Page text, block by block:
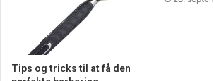
forskel. Besøg en moderne b2b
hvor nemt det kan være at handle ind til
eventuelt finde nye ting i den process.
Tips og tricks til at få den